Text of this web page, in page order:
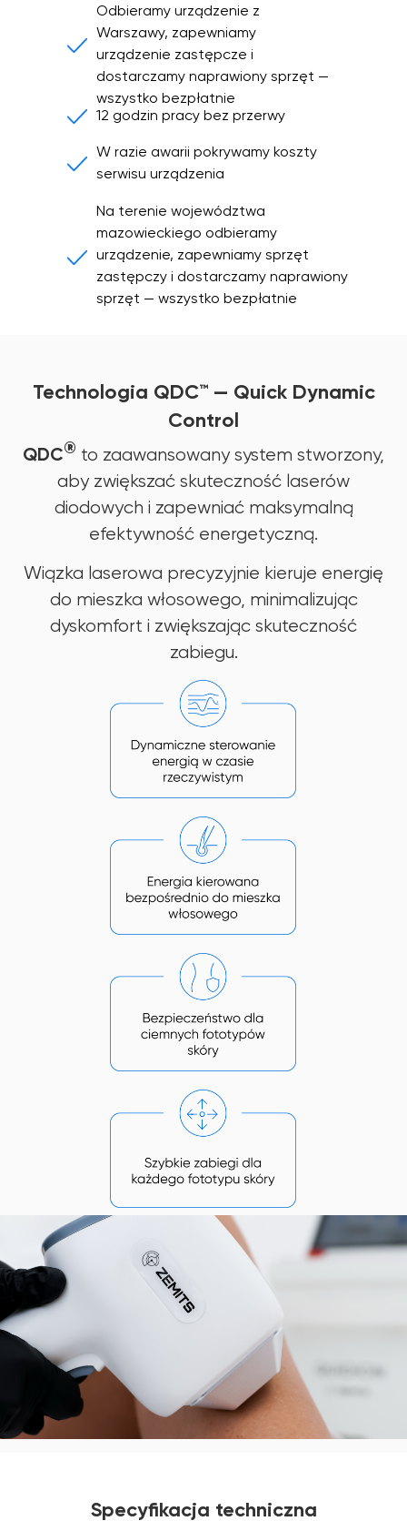
Odbieramy urządzenie z
Warszawy, zapewniamy
urządzenie zastępcze i
dostarczamy naprawiony sprzęt —
wszystko bezpłatnie
Na terenie województwa
mazowieckiego odbieramy
urządzenie, zapewniamy sprzęt
zastępczy i dostarczamy naprawiony
sprzęt — wszystko bezpłatnie
12 godzin pracy bez przerwy
W razie awarii pokrywamy koszty
serwisu urządzenia
Technologia QDC™ — Quick Dynamic
Control
QDC® to zaawansowany system stworzony,
aby zwiększać skuteczność laserów
diodowych i zapewniać maksymalną
efektywność energetyczną.
Wiązka laserowa precyzyjnie kieruje energię
do mieszka włosowego, minimalizując
dyskomfort i zwiększając skuteczność
zabiegu.
Specyfikacja techniczna